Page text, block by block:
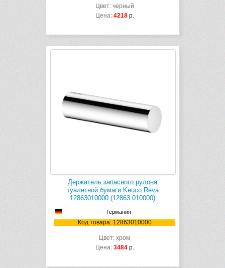
Цвет: черный
Цена: 4218р.
Держатель запасного рулона
туалетной бумаги Keuco Reva
12863010000 (12863 010000)
Германия
Код товара: 12863010000
Цвет: хром
Цена: 3484р.